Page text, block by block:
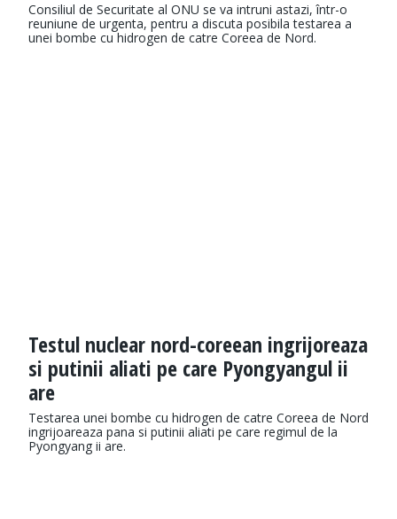
Consiliul de Securitate al ONU se va intruni astazi, într-o
reuniune de urgenta, pentru a discuta posibila testarea a
unei bombe cu hidrogen de catre Coreea de Nord.
Testul nuclear nord-coreean ingrijoreaza
si putinii aliati pe care Pyongyangul ii
are
Testarea unei bombe cu hidrogen de catre Coreea de Nord
ingrijoareaza pana si putinii aliati pe care regimul de la
Pyongyang ii are.